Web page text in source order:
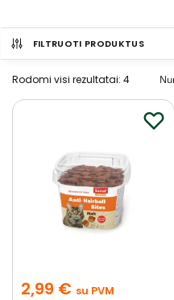
FILTRUOTI PRODUKTUS
Rodomi visi rezultatai: 4
2,99 € su PVM